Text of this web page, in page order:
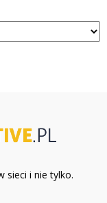
sieci i nie tylko.